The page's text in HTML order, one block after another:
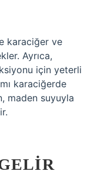
karaciğer ve
Ayrıca,
için yeterli
karaciğerde
maden suyuyla